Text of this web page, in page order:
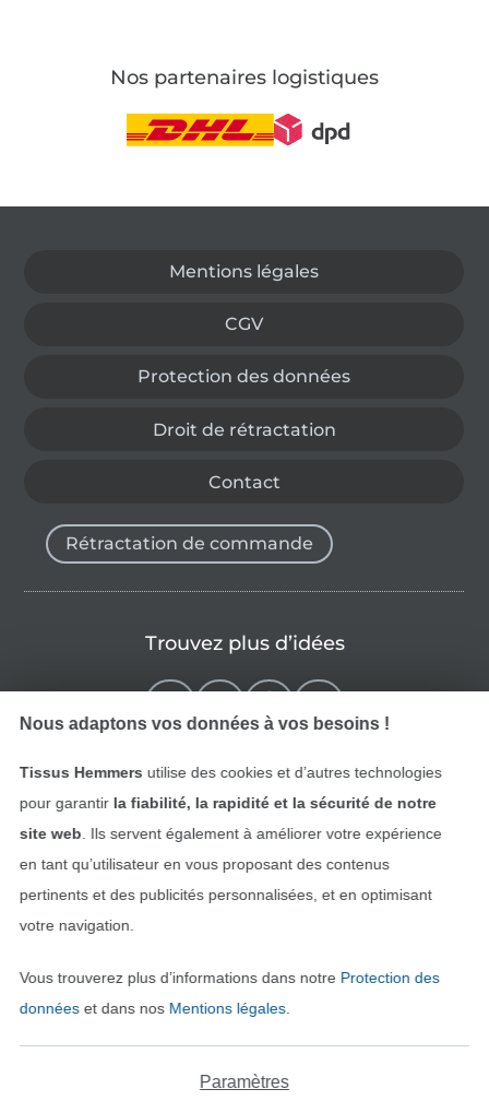
Nos partenaires logistiques
Mentions légales
CGV
Protection des données
Droit de rétractation
Contact
Rétractation de commande
Trouvez plus d’idées
Deutsch
Nous adaptons vos données à vos besoins !
Tissus Hemmers utilise des cookies et d’autres technologies
pour garantir la fiabilité, la rapidité et la sécurité de notre
site web . Ils servent également à améliorer votre expérience
en tant qu’utilisateur en vous proposant des contenus
pertinents et des publicités personnalisées, et en optimisant
votre navigation.
Vous trouverez plus d’informations dans notre Protection des
donnéeset dans nos Mentions légales.
Paramètres